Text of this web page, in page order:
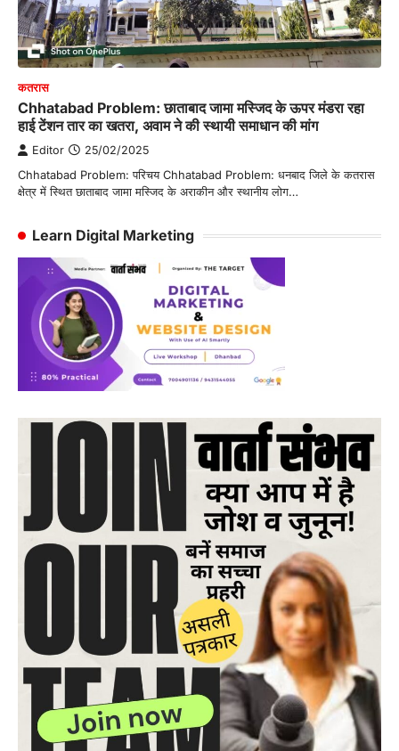
कतरास
Chhatabad Problem: छाताबाद जामा मस्जिद के ऊपर मंडरा रहा
हाई टेंशन तार का खतरा, अवाम ने की स्थायी समाधान की मांग
Editor 25/02/2025
Chhatabad Problem: परिचय Chhatabad Problem: धनबाद जिले के कतरास
क्षेत्र में स्थित छाताबाद जामा मस्जिद के अराकीन और स्थानीय लोग…
Learn Digital Marketing